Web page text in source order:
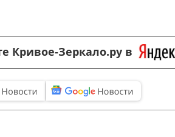
Кривое-Зеркало.ру в